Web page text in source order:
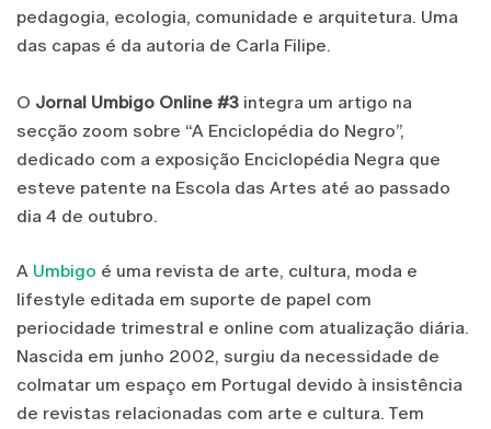
pedagogia, ecologia, comunidade e arquitetura. Uma
das capas é da autoria de Carla Filipe.
O Jornal Umbigo Online #3 integra um artigo na
secção zoom sobre “A Enciclopédia do Negro”,
dedicado com a exposição Enciclopédia Negra que
esteve patente na Escola das Artes até ao passado
dia 4 de outubro.
A Umbigo é uma revista de arte, cultura, moda e
lifestyle editada em suporte de papel com
periocidade trimestral e online com atualização diária.
Nascida em junho 2002, surgiu da necessidade de
colmatar um espaço em Portugal devido à insistência
de revistas relacionadas com arte e cultura. Tem